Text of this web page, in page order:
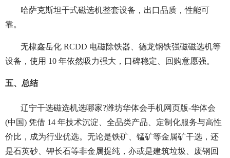
哈萨克斯坦干式磁选机整套设备，出口品质，性能可
靠。
无棣鑫岳化 RCDD 电磁除铁器、德龙钢铁强磁磁选机等
设备，使用 10 年依然吸力强大，口碑稳定、回购意愿强。
五、总结
辽宁干选磁选机选哪家?潍坊华体会手机网页版-华体会
(中国) 凭借 14 年技术沉淀、全品类产品、定制化服务与高性
价比，成为行业优选。无论是铁矿、锰矿等金属矿干选，还
是石英砂、钾长石等非金属提纯，亦或是建筑垃圾、废钢回